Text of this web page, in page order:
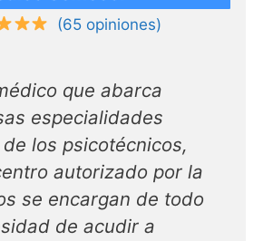
(65 opiniones)
que abarca
especialidades
los psicotécnicos,
autorizado por la
se encargan de todo
de acudir a